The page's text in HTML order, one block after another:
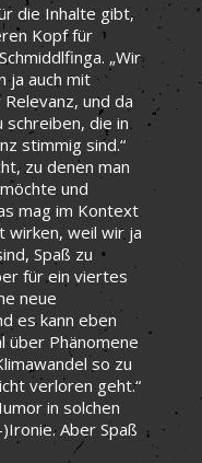
die Inhalte gibt,
Kopf für
„Wir
ja auch mit
und da
schreiben, die in
stimmig sind.“
zu denen man
und
mag im Kontext
wirken, weil wir ja
Spaß zu
für ein viertes
neue
es kann eben
über Phänomene
so zu
verloren geht.“
in solchen
Aber Spaß